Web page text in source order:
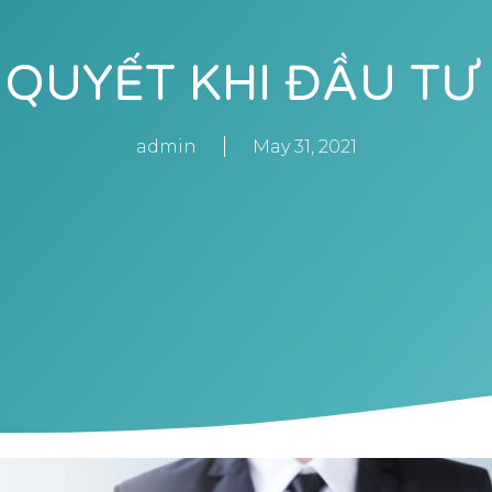
KHI ĐẦU
admin May 31, 2021